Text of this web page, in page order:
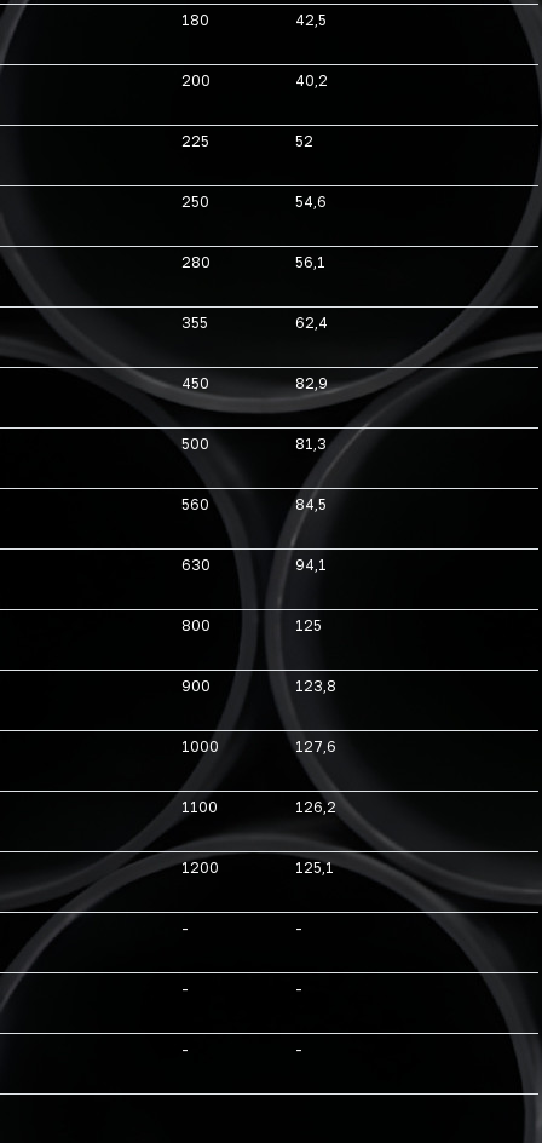
180 42,5
200 40,2
225 52
250 54,6
280 56,1
355 62,4
450 82,9
500 81,3
560 84,5
630 94,1
800 125
900 123,8
1000 127,6
1100 126,2
1200 125,1
- -
- -
- -